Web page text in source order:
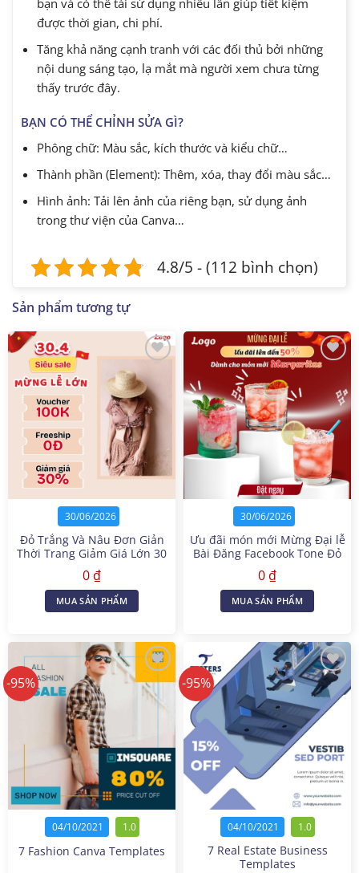
được thời gian, chi phí.
Tăng khả năng cạnh tranh với các đối thủ bởi những
nội dung sáng tạo, lạ mắt mà người xem chưa từng
thấy trước đây.
BẠN CÓ THỂ CHỈNH SỬA GÌ?
Phông chữ: Màu sắc, kích thước và kiểu chữ…
Thành phần (Element): Thêm, xóa, thay đổi màu sắc…
Hình ảnh: Tải lên ảnh của riêng bạn, sử dụng ảnh
trong thư viện của Canva…
4.8/5 - (112 bình chọn)
Sản phẩm tương tự
30/06/2026
Đỏ Trắng Và Nâu Đơn Giản
Thời Trang Giảm Giá Lớn 30
Tháng 4 Bài Đăng Facebook
0₫
MUA SẢN PHẨM
30/06/2026
Ưu đãi món mới Mừng Đại lễ
Bài Đăng Facebook Tone Đỏ
0₫
MUA SẢN PHẨM
-95%
04/10/2021 1.0
7 Fashion Canva Templates
-95%
04/10/2021 1.0
7 Real Estate Business
Templates